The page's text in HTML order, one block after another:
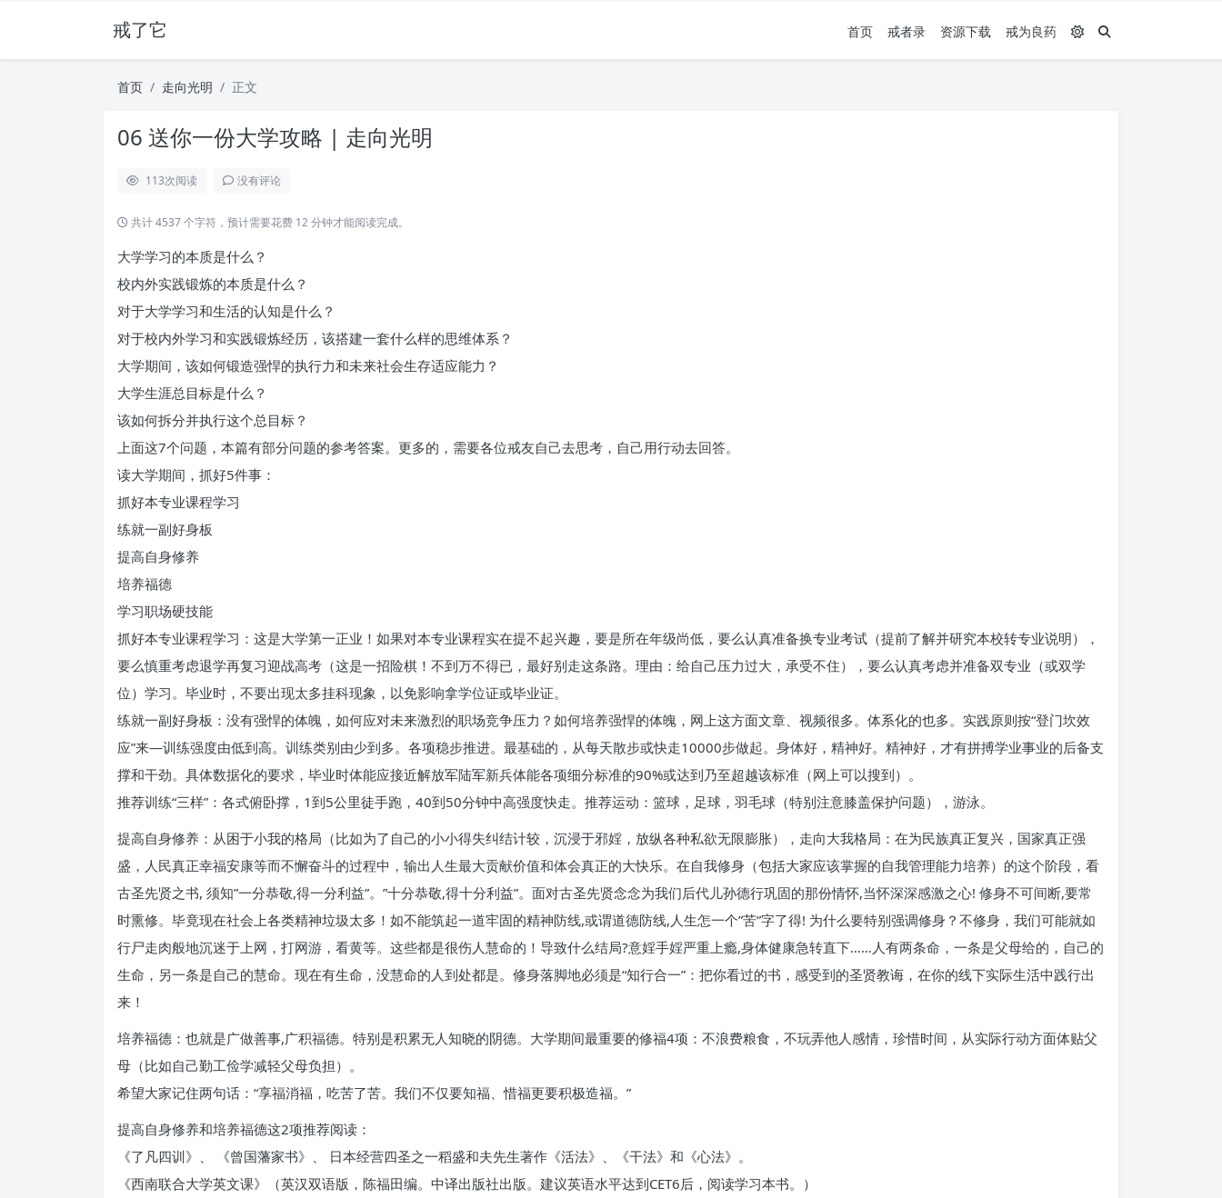
戒了它 首页 戒者录 资源下载 戒为良药
首页 走向光明 正文
06 送你一份大学攻略 | 走向光明
113次阅读 没有评论
共计 4537 个字符，预计需要花费 12 分钟才能阅读完成。
大学学习的本质是什么？
校内外实践锻炼的本质是什么？
对于大学学习和生活的认知是什么？
对于校内外学习和实践锻炼经历，该搭建一套什么样的思维体系？
大学期间，该如何锻造强悍的执行力和未来社会生存适应能力？
大学生涯总目标是什么？
该如何拆分并执行这个总目标？
上面这7个问题，本篇有部分问题的参考答案。更多的，需要各位戒友自己去思考，自己用行动去回答。
读大学期间，抓好5件事：
抓好本专业课程学习
练就一副好身板
提高自身修养
培养福德
学习职场硬技能
抓好本专业课程学习：这是大学第一正业！如果对本专业课程实在提不起兴趣，要是所在年级尚低，要么认真准备换专业考试（提前了解并研究本校转专业说明），
要么慎重考虑退学再复习迎战高考（这是一招险棋！不到万不得已，最好别走这条路。理由：给自己压力过大，承受不住），要么认真考虑并准备双专业（或双学
位）学习。毕业时，不要出现太多挂科现象，以免影响拿学位证或毕业证。
练就一副好身板：没有强悍的体魄，如何应对未来激烈的职场竞争压力？如何培养强悍的体魄，网上这方面文章、视频很多。体系化的也多。实践原则按“登门坎效
应”来—训练强度由低到高。训练类别由少到多。各项稳步推进。最基础的，从每天散步或快走10000步做起。身体好，精神好。精神好，才有拼搏学业事业的后备支
撑和干劲。具体数据化的要求，毕业时体能应接近解放军陆军新兵体能各项细分标准的90%或达到乃至超越该标准（网上可以搜到）。
推荐训练“三样”：各式俯卧撑，1到5公里徒手跑，40到50分钟中高强度快走。推荐运动：篮球，足球，羽毛球（特别注意膝盖保护问题），游泳。
提高自身修养：从困于小我的格局（比如为了自己的小小得失纠结计较，沉浸于邪婬，放纵各种私欲无限膨胀），走向大我格局：在为民族真正复兴，国家真正强
盛，人民真正幸福安康等而不懈奋斗的过程中，输出人生最大贡献价值和体会真正的大快乐。在自我修身（包括大家应该掌握的自我管理能力培养）的这个阶段，看
古圣先贤之书, 须知”一分恭敬,得一分利益”。”十分恭敬,得十分利益”。面对古圣先贤念念为我们后代儿孙德行巩固的那份情怀,当怀深深感激之心! 修身不可间断,要常
时熏修。毕竟现在社会上各类精神垃圾太多！如不能筑起一道牢固的精神防线,或谓道德防线,人生怎一个”苦”字了得! 为什么要特别强调修身？不修身，我们可能就如
行尸走肉般地沉迷于上网，打网游，看黄等。这些都是很伤人慧命的！导致什么结局?意婬手婬严重上瘾,身体健康急转直下……人有两条命，一条是父母给的，自己的
生命，另一条是自己的慧命。现在有生命，没慧命的人到处都是。修身落脚地必须是“知行合一”：把你看过的书，感受到的圣贤教诲，在你的线下实际生活中践行出
来！
培养福德：也就是广做善事,广积福德。特别是积累无人知晓的阴德。大学期间最重要的修福4项：不浪费粮食，不玩弄他人感情，珍惜时间，从实际行动方面体贴父
母（比如自己勤工俭学减轻父母负担）。
希望大家记住两句话：“享福消福，吃苦了苦。我们不仅要知福、惜福更要积极造福。”
提高自身修养和培养福德这2项推荐阅读：
《了凡四训》、 《曾国藩家书》、 日本经营四圣之一稻盛和夫先生著作《活法》、《干法》和《心法》。
《西南联合大学英文课》（英汉双语版，陈福田编。中译出版社出版。建议英语水平达到CET6后，阅读学习本书。）